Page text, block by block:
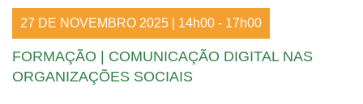
27 DE NOVEMBRO 2025 | 14h00 - 17h00
FORMAÇÃO | COMUNICAÇÃO DIGITAL NAS
ORGANIZAÇÕES SOCIAIS